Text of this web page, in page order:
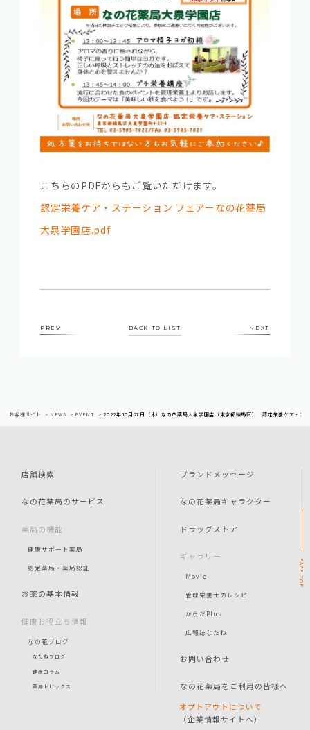
こちらのPDFからもご覧いただけます。
認定栄養ケア・ステーション フェアーなの花薬局
大泉学園店.pdf
PREV BACK TO LIST NEXT
お客様サイト NEWS EVENT 2022年10月27日（木）なの花薬局大泉学園店（東京都練馬区） 認定栄養ケア・ス
店舗検索
なの花薬局のサービス
薬局の機能
健康サポート薬局
認定薬局・薬局認証
お薬の基本情報
健康お役立ち情報
なの花ブログ
なたねブログ
健康コラム
薬局トピックス
ブランドメッセージ
なの花薬局キャラクター
ドラッグストア
ギャラリー
Movie
管理栄養士のレシピ
からだPlus
広報誌なたね
お問い合わせ
なの花薬局をご利用の皆様へ
オプトアウトについて
（企業情報サイトへ）
PAGE
TOP